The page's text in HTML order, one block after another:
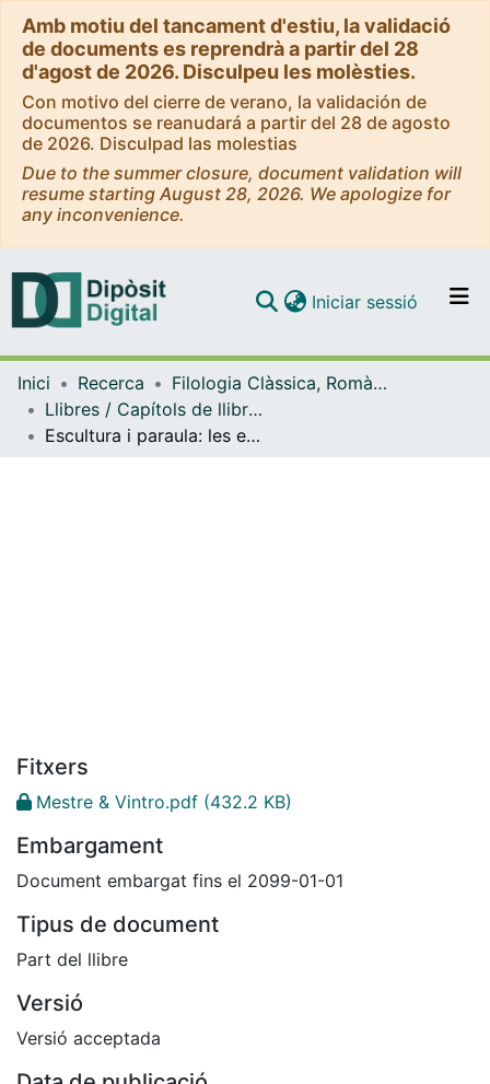
Amb motiu del tancament d'estiu, la validació
de documents es reprendrà a partir del 28
d'agost de 2026. Disculpeu les molèsties.
Con motivo del cierre de verano, la validación de
documentos se reanudará a partir del 28 de agosto
de 2026. Disculpad las molestias
Due to the summer closure, document validation will
resume starting August 28, 2026. We apologize for
any inconvenience.
Navega per tot el DD
Iniciar sessió (current)
Inici Recerca
Filologia Clàssica, Romànica i Semítica
Llibres / Capítols de llibre (Filologia Clàssica, Romànica i Semítica)
Escultura i paraula: les estàtues descrites per Cal·lístrat
Fitxers
Mestre & Vintro.pdf (432.2 KB)
Embargament
Document embargat fins el 2099-01-01
Tipus de document
Part del llibre
Versió
Versió acceptada